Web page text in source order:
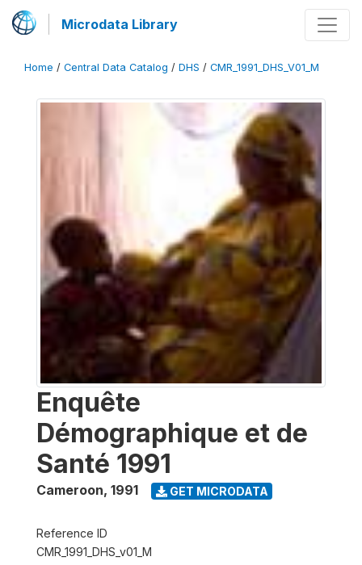
Microdata Library
Home / Central Data Catalog / DHS / CMR_1991_DHS_V01_M
Enquête
Démographique et de
Santé 1991
Cameroon, 1991 GET MICRODATA
Reference ID
CMR_1991_DHS_v01_M